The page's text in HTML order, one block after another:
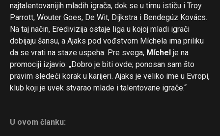
najtalentovanijih mladih igrača, dok se u timu ističu i Troy
Parrott, Wouter Goes, De Wit, Dijkstra i Bendegúz Kovács.
Na taj način, Eredivizija ostaje liga u kojoj mladi igrači
dobijaju šansu, a Ajaks pod vođstvom Míchela ima priliku
da se vrati na staze uspeha. Pre svega, Míchel je na
promociji izjavio: „Dobro je biti ovde; ponosan sam što
pravim sledeći korak u karijeri. Ajaks je veliko ime u Evropi,
klub koji je uvek stvarao mlade i talentovane igrače.“
U ovom članku: